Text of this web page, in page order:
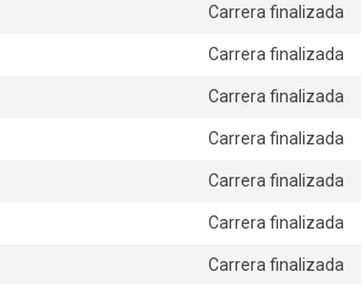
Carrera finalizada
Carrera finalizada
Carrera finalizada
Carrera finalizada
Carrera finalizada
Carrera finalizada
Carrera finalizada